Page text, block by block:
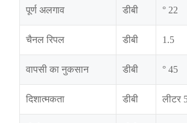
पूर्ण अलगाव डीबी ° 22
चैनल रिपल डीबी 1.5
वापसी का नुकसान डीबी ° 45
दिशात्मकता डीबी लीटर